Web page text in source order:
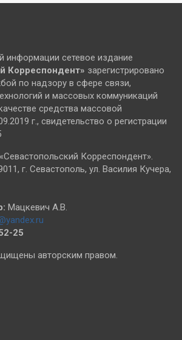
информации сетевое издание
Корреспондент» зарегистрировано
по надзору в сфере связи,
и массовых коммуникаций
средства массовой
г., свидетельство о регистрации
Корреспондент».
г. Севастополь, ул. Василия Кучера,
Мацкевич А.В.
25
авторским правом.